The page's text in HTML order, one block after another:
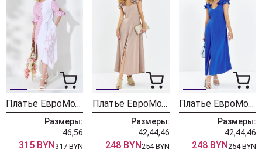
Платье ЕвроМода 730 розовая полоса + белый
Размеры:
46,56
315 BYN317 BYN
Платье ЕвроМода 724 пыльная роза
Размеры:
42,44,46
248 BYN254 BYN
Платье ЕвроМода 724 синий
Размеры:
42,44,46
248 BYN254 BYN